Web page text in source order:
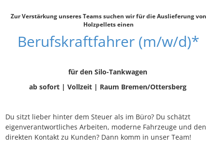
Zur Verstärkung unseres Teams suchen wir für die Auslieferung von
Holzpellets einen
Berufskraftfahrer (m/w/d)*
für den Silo-Tankwagen
ab sofort | Vollzeit | Raum Bremen/Ottersberg
Du sitzt lieber hinter dem Steuer als im Büro? Du schätzt
eigenverantwortliches Arbeiten, moderne Fahrzeuge und den
direkten Kontakt zu Kunden? Dann komm in unser Team!